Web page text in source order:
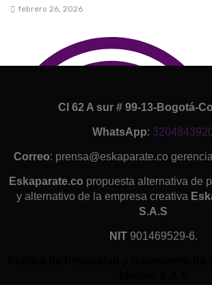
febrero 26, 2026
Cl 62 A sur # 99-13-Bogotá-
WhatsApp:
Correo: prensa@eskaparate.co
Eskaparate.co propuesta alternativa de
y alternativo de la empresa creativa
S.A.S
NIT 901469529-6.